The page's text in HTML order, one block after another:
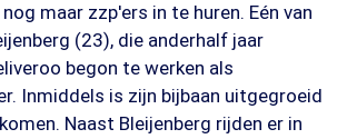
maar zzp'ers in te huren. Eén van
(23), die anderhalf jaar
begon te werken als
Inmiddels is zijn bijbaan uitgegroeid
Naast Bleijenberg rijden er in